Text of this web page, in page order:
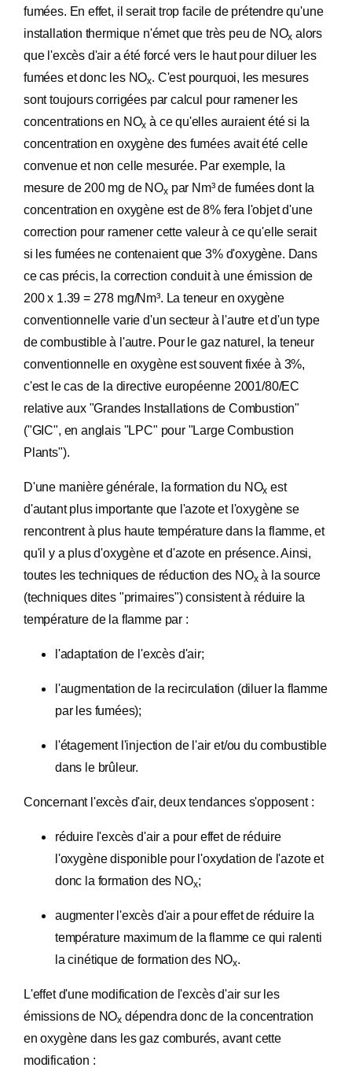
fumées. En effet, il serait trop facile de prétendre qu'une
installation thermique n'émet que très peu de NOx alors
que l'excès d'air a été forcé vers le haut pour diluer les
fumées et donc les NOx. C'est pourquoi, les mesures
sont toujours corrigées par calcul pour ramener les
concentrations en NOx à ce qu'elles auraient été si la
concentration en oxygène des fumées avait été celle
convenue et non celle mesurée. Par exemple, la
mesure de 200 mg de NOxpar Nm³ de fumées dont la
concentration en oxygène est de 8% fera l'objet d'une
correction pour ramener cette valeur à ce qu'elle serait
si les fumées ne contenaient que 3% d'oxygène. Dans
ce cas précis, la correction conduit à une émission de
200 x 1.39 = 278 mg/Nm³. La teneur en oxygène
conventionnelle varie d'un secteur à l'autre et d'un type
de combustible à l'autre. Pour le gaz naturel, la teneur
conventionnelle en oxygène est souvent fixée à 3%,
c'est le cas de la directive européenne 2001/80/EC
relative aux "Grandes Installations de Combustion"
("GIC", en anglais "LPC" pour "Large Combustion
Plants").
D'une manière générale, la formation du NOx est
d'autant plus importante que l'azote et l'oxygène se
rencontrent à plus haute température dans la flamme, et
qu'il y a plus d'oxygène et d'azote en présence. Ainsi,
toutes les techniques de réduction des NOxà la source
(techniques dites "primaires") consistent à réduire la
température de la flamme par :
l'adaptation de l'excès d'air;
l'augmentation de la recirculation (diluer la flamme
par les fumées);
l'étagement l'injection de l'air et/ou du combustible
dans le brûleur.
Concernant l'excès d'air, deux tendances s'opposent :
réduire l'excès d'air a pour effet de réduire
l'oxygène disponible pour l'oxydation de l'azote et
donc la formation des NOx;
augmenter l'excès d'air a pour effet de réduire la
température maximum de la flamme ce qui ralenti
la cinétique de formation des NOx.
L'effet d'une modification de l'excès d'air sur les
émissions de NOx dépendra donc de la concentration
en oxygène dans les gaz comburés, avant cette
modification :